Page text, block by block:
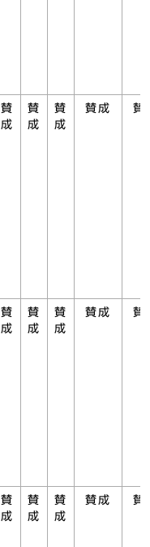
賛
成
賛
成
賛
成
賛成 賛
賛
成
賛
成
賛
成
賛成 賛
賛
成
賛
成
賛
成
賛成 賛